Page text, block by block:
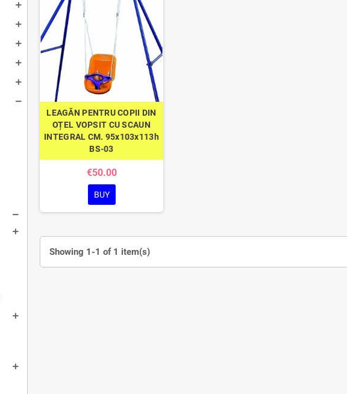
LEAGĂN PENTRU COPII DIN
OȚEL VOPSIT CU SCAUN
INTEGRAL CM. 95x103x113h
BS-03
€50.00
BUY
Showing 1-1 of 1 item(s)